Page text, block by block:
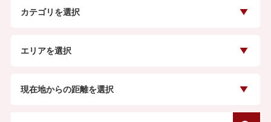
カテゴリを選択
エリアを選択
現在地からの距離を選択